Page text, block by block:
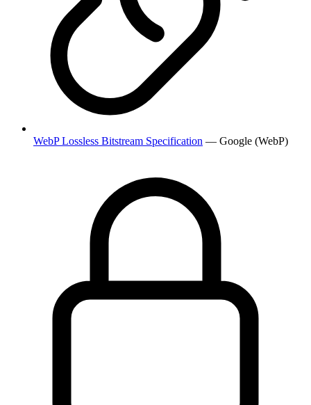
WebP Lossless Bitstream Specification — Google (WebP)